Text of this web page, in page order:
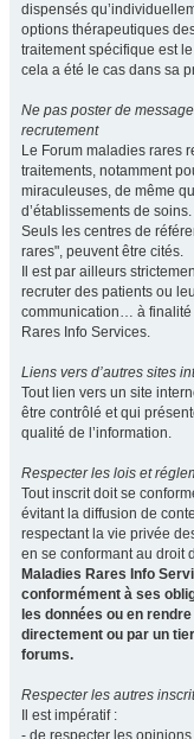
dispensés
options thérapeutiques
traitement spécifique est
cela a été le cas dans sa
Ne pas poster de
recrutement
Le Forum maladies rares
traitements, notamment
miraculeuses, de même
d’établissements de soins.
Seuls les centres de
rares", peuvent être cités.
Il est par ailleurs
recruter des patients ou
communication… à finalité
Rares Info Services.
Liens vers d’autres sites
Tout lien vers un site
être contrôlé et qui
qualité de l’information.
Respecter les lois et
Tout inscrit doit se
évitant la diffusion de
respectant la vie privée
en se conformant au droit
Maladies Rares Info
conformément à ses
les données ou en
directement ou par un
forums.
Respecter les autres
Il est impératif :
- de respecter les